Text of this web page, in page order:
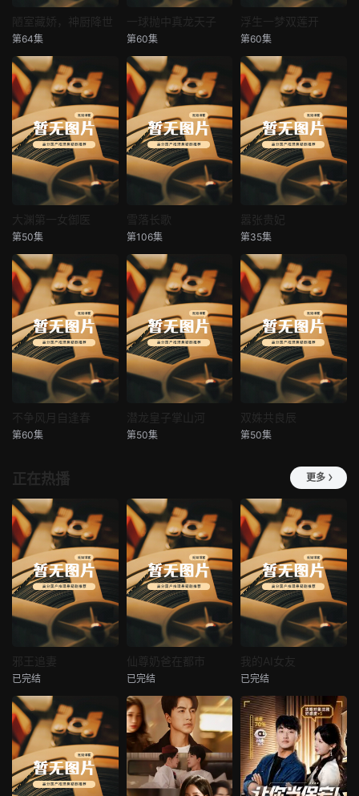
陋室藏娇，神厨降世
陋室藏娇，神厨降世
第64集
一球抛中真龙天子
一球抛中真龙天子
第60集
浮生一梦双莲开
浮生一梦双莲开
第60集
大渊第一女御医
大渊第一女御医
第50集
雪落长歌
雪落长歌
第106集
嚣张贵妃
嚣张贵妃
第35集
不争风月自逢春
第60集
潜龙皇子掌山河
第50集
双姝共良辰
双姝共良辰
第50集
正在热播 更多
热播
邪王追妻
未知
邪王追妻
已完结
热播
未知
仙尊奶爸在都市
已完结
热播
我的AI女友
未知
我的AI女友
已完结